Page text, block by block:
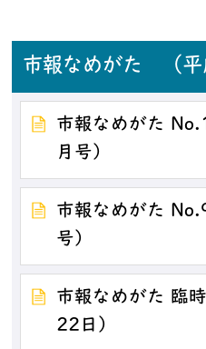
市報なめがた （平
市報なめがた
月号）
市報なめがた
号）
市報なめがた 臨
22日）